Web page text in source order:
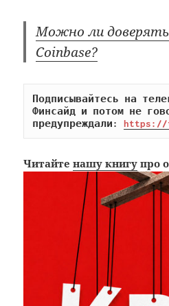
Можно ли
Coinbase?
Подписывайтесь на
Финсайд и потом не
предупреждали: https://
Читайтенашу книгу про